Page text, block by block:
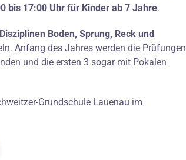
bis 17:00 Uhr für Kinder ab 7 Jahre.
Disziplinen Boden, Sprung, Reck und
Anfang des Jahres werden die Prüfungen
und die ersten 3 sogar mit Pokalen
Grundschule Lauenau im